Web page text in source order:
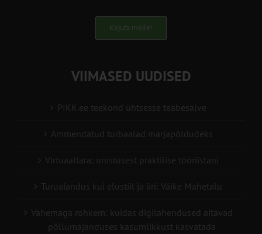
Kirjuta meile!
VIIMASED UUDISED
PIKK.ee teekond ühtsesse teabesalve
Ammendatud turbaalad marjapõldudeks
Virtuaaltara: unistusest praktilise tööriistani
Turuaiandus kui elustiil ja äri: Väike Mahetalu
Vähemaga rohkem: kuidas digilahendused aitavad
põllumajanduses kasumlikkust kasvatada